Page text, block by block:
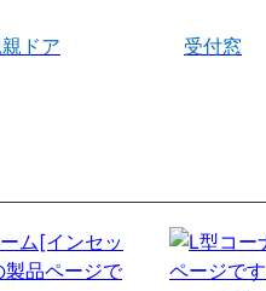
ドア 受付窓